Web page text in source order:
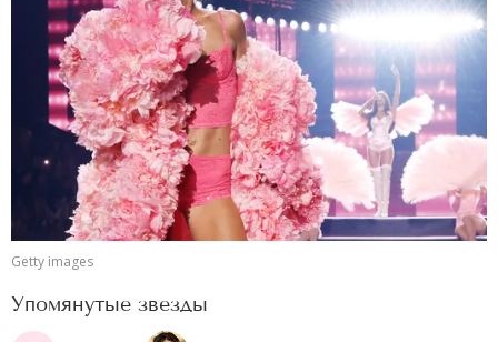
Getty images
Упомянутые звезды